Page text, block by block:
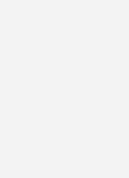
a, zapraszamy do
to zapraszamy